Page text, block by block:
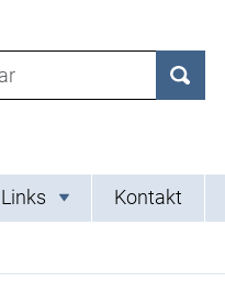
Suchen
Links Kontakt